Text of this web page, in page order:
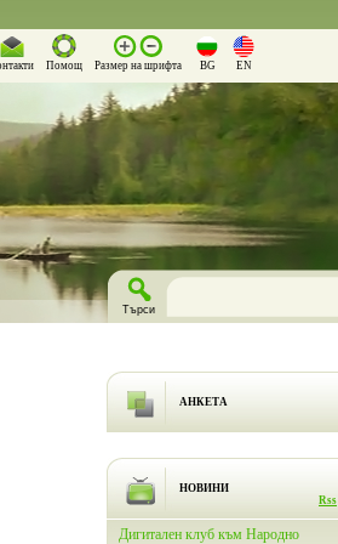
Помощ Размер на шрифта BG EN
АНКЕТА
НОВИНИ
Rss
Дигитален клуб към Народно